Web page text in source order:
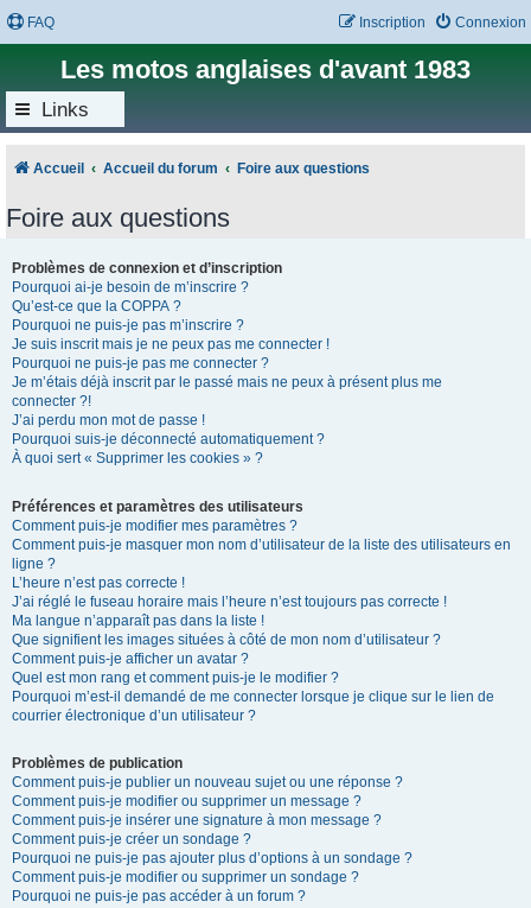
FAQ Connexion
Inscription
Les motos anglaises d'avant 1983
Links
Accueil Accueil du forum Foire aux questions
Foire aux questions
Problèmes de connexion et d’inscription
Pourquoi ai-je besoin de m’inscrire ?
Qu’est-ce que la COPPA ?
Pourquoi ne puis-je pas m’inscrire ?
Je suis inscrit mais je ne peux pas me connecter !
Pourquoi ne puis-je pas me connecter ?
Je m’étais déjà inscrit par le passé mais ne peux à présent plus me
connecter ?!
J’ai perdu mon mot de passe !
Pourquoi suis-je déconnecté automatiquement ?
À quoi sert « Supprimer les cookies » ?
Préférences et paramètres des utilisateurs
Comment puis-je modifier mes paramètres ?
Comment puis-je masquer mon nom d’utilisateur de la liste des utilisateurs en
ligne ?
L’heure n’est pas correcte !
J’ai réglé le fuseau horaire mais l’heure n’est toujours pas correcte !
Ma langue n’apparaît pas dans la liste !
Que signifient les images situées à côté de mon nom d’utilisateur ?
Comment puis-je afficher un avatar ?
Quel est mon rang et comment puis-je le modifier ?
Pourquoi m’est-il demandé de me connecter lorsque je clique sur le lien de
courrier électronique d’un utilisateur ?
Problèmes de publication
Comment puis-je publier un nouveau sujet ou une réponse ?
Comment puis-je modifier ou supprimer un message ?
Comment puis-je insérer une signature à mon message ?
Comment puis-je créer un sondage ?
Pourquoi ne puis-je pas ajouter plus d’options à un sondage ?
Comment puis-je modifier ou supprimer un sondage ?
Pourquoi ne puis-je pas accéder à un forum ?